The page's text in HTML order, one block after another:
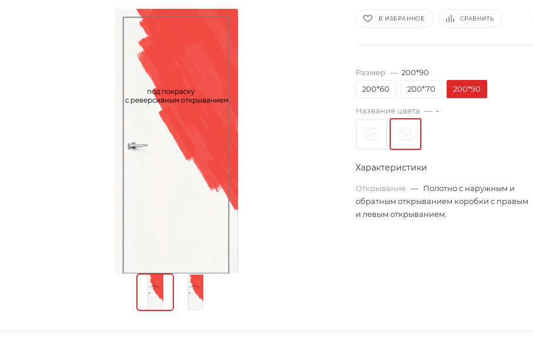
В ИЗБРАННОЕ СРАВНИТЬ
Размер — 200*90
200*60
200*70 200*90
Название цвета — -
Характеристики
Открывание — Полотно с наружным и
обратным открыванием коробки с правым
и левым открыванием.